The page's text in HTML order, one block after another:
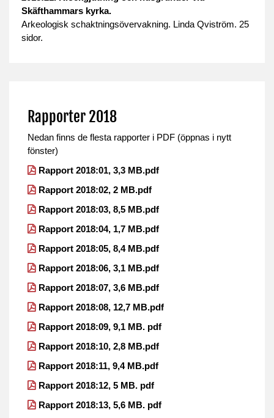
Skäfthammars kyrka.
Arkeologisk schaktningsövervakning. Linda Qviström. 25
sidor.
Rapporter 2018
Nedan finns de flesta rapporter i PDF (öppnas i nytt
fönster)
Rapport 2018:01, 3,3 MB.pdf
Rapport 2018:02, 2 MB.pdf
Rapport 2018:03, 8,5 MB.pdf
Rapport 2018:04, 1,7 MB.pdf
Rapport 2018:05, 8,4 MB.pdf
Rapport 2018:06, 3,1 MB.pdf
Rapport 2018:07, 3,6 MB.pdf
Rapport 2018:08, 12,7 MB.pdf
Rapport 2018:09, 9,1 MB. pdf
Rapport 2018:10, 2,8 MB.pdf
Rapport 2018:11, 9,4 MB.pdf
Rapport 2018:12, 5 MB. pdf
Rapport 2018:13, 5,6 MB. pdf